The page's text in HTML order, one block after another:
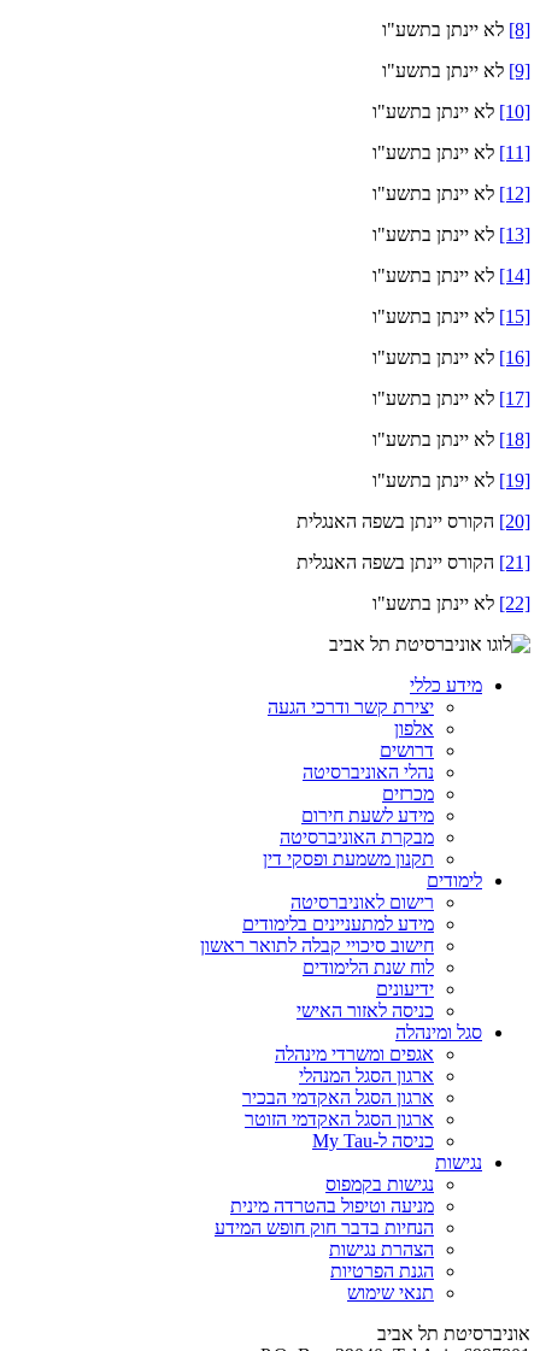
[8] לא יינתן בתשע"ו
[9] לא יינתן בתשע"ו
[10] לא יינתן בתשע"ו
[11] לא יינתן בתשע"ו
[12] לא יינתן בתשע"ו
[13] לא יינתן בתשע"ו
[14] לא יינתן בתשע"ו
[15] לא יינתן בתשע"ו
[16] לא יינתן בתשע"ו
[17] לא יינתן בתשע"ו
[18] לא יינתן בתשע"ו
[19] לא יינתן בתשע"ו
[20] הקורס יינתן בשפה האנגלית
[21] הקורס יינתן בשפה האנגלית
[22] לא יינתן בתשע"ו
מידע כללי
יצירת קשר ודרכי הגעה
אלפון
דרושים
נהלי האוניברסיטה
מכרזים
מידע לשעת חירום
מבקרת האוניברסיטה
תקנון משמעת ופסקי דין
לימודים
רישום לאוניברסיטה
מידע למתעניינים בלימודים
חישוב סיכויי קבלה לתואר ראשון
לוח שנת הלימודים
ידיעונים
כניסה לאזור האישי
סגל ומינהלה
אגפים ומשרדי מינהלה
ארגון הסגל המנהלי
ארגון הסגל האקדמי הבכיר
ארגון הסגל האקדמי הזוטר
כניסה ל-My Tau
נגישות
נגישות בקמפוס
מניעה וטיפול בהטרדה מינית
הנחיות בדבר חוק חופש המידע
הצהרת נגישות
הגנת הפרטיות
תנאי שימוש
אוניברסיטת תל אביב